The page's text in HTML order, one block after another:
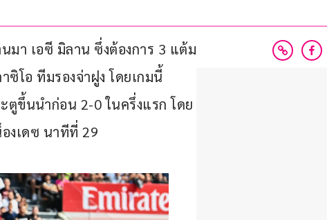
มา เอซี มิลาน ซึ่งต้องการ 3 แต้ม
โอ ทีมรองจ่าฝูง โดยเกมนี้
ตูขึ้นนำก่อน 2-0 ในครึ่งแรก โดย
งเดซ นาทีที่ 29